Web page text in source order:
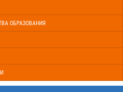
ОБРАЗОВАНИЯ